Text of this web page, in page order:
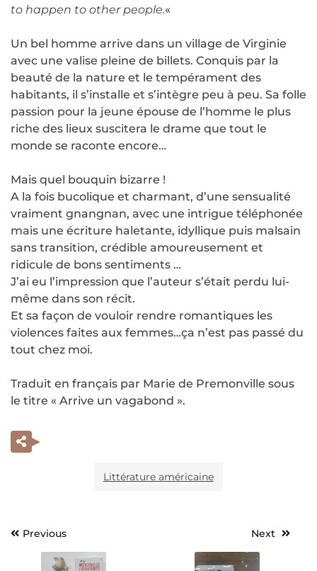
to happen to other people.«
Un bel homme arrive dans un village de Virginie
avec une valise pleine de billets. Conquis par la
beauté de la nature et le tempérament des
habitants, il s’installe et s’intègre peu à peu. Sa folle
passion pour la jeune épouse de l’homme le plus
riche des lieux suscitera le drame que tout le
monde se raconte encore…
Mais quel bouquin bizarre !
A la fois bucolique et charmant, d’une sensualité
vraiment gnangnan, avec une intrigue téléphonée
mais une écriture haletante, idyllique puis malsain
sans transition, crédible amoureusement et
ridicule de bons sentiments …
J’ai eu l’impression que l’auteur s’était perdu lui-
même dans son récit.
Et sa façon de vouloir rendre romantiques les
violences faites aux femmes…ça n’est pas passé du
tout chez moi.
Traduit en français par Marie de Premonville sous
le titre « Arrive un vagabond ».
Littérature américaine
Navigation
Previous Next